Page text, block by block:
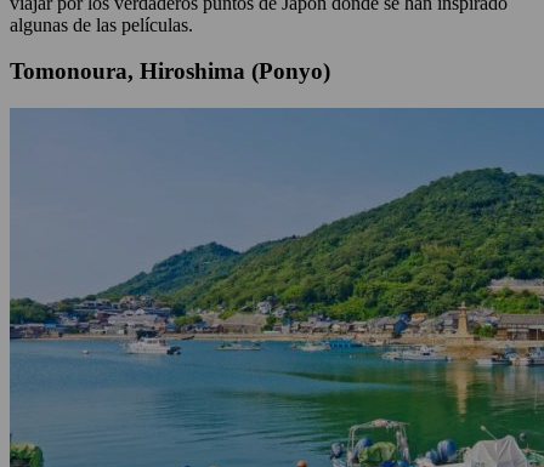
algunas de las películas.
Tomonoura, Hiroshima (Ponyo)